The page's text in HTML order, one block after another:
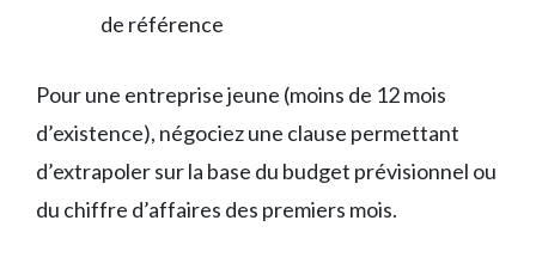
de référence
Pour une entreprise jeune (moins de 12 mois
d’existence), négociez une clause permettant
d’extrapoler sur la base du budget prévisionnel ou
du chiffre d’affaires des premiers mois.